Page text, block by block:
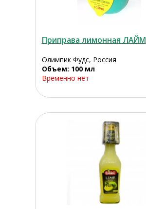
Приправа лимонная ЛАЙМ
Олимпик Фудс, Россия
Объем: 100 мл
Временно нет